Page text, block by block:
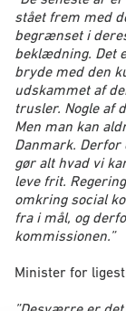
stået frem med
begrænset i
beklædning. Det
bryde med den
udskammet af
trusler. Nogle af
Men man kan
Danmark. Derfor
gør alt hvad vi
leve frit.
omkring social
fra i mål, og
kommissionen.”
Minister for